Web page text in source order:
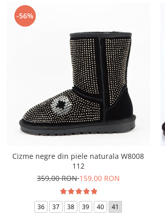
-56%
Cizme negre din piele naturala W8008
112
359,00 RON159,00 RON
36 37 38 39 40 41